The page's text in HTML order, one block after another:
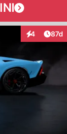
4
Interaktionen
87d